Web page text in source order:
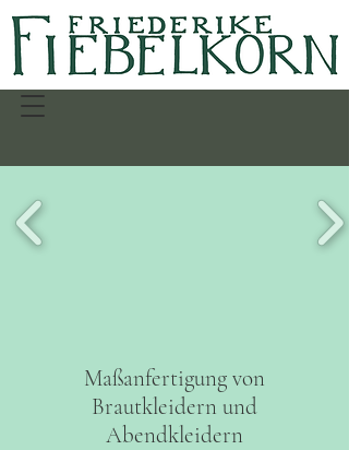
Maßanfertigung von
Brautkleidern und
Abendkleidern